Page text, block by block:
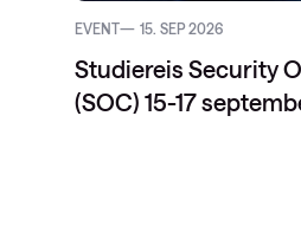
EVENT 15. SEP 2026
Studiereis Security
(SOC) 15-17